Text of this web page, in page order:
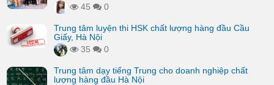
45
0
Trung tâm luyện thi HSK chất lượng hàng đầu Cầu
Giấy, Hà Nội
35
0
Trung tâm dạy tiếng Trung cho doanh nghiệp chất
lượng hàng đầu Hà Nội